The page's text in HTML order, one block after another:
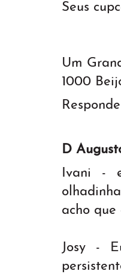
Seus
Um
1000
D
Ivani -
acho que
Josy -